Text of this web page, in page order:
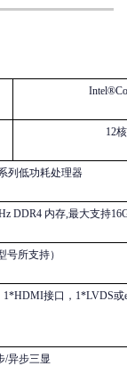
12
列低功耗处理器
DDR4 内存,最大支持
号所支持）
接口，1*LVDS或
/异步三显